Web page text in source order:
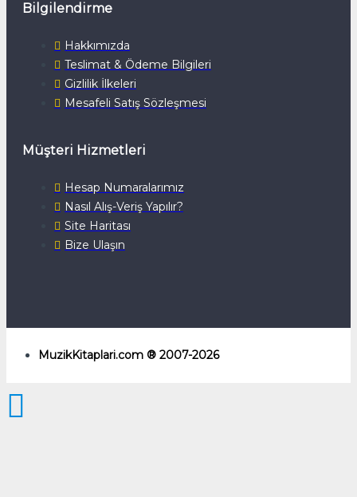
Bilgilendirme
Hakkımızda
Teslimat & Ödeme Bilgileri
Gizlilik İlkeleri
Mesafeli Satış Sözleşmesi
Müşteri Hizmetleri
Hesap Numaralarımız
Nasıl Alış-Veriş Yapılır?
Site Haritası
Bize Ulaşın
MuzikKitaplari.com ® 2007-2026